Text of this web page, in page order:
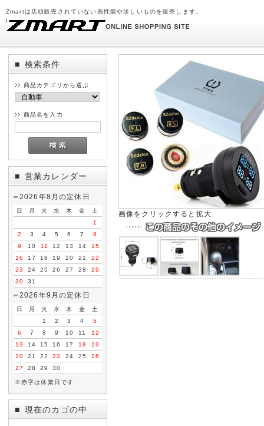
Zmartは店頭販売されていない高性能や珍しいものを販売します。
■ 検索条件
商品カテゴリから選ぶ
商品名を入力
■ 営業カレンダー
2026年8月の定休日
日 月 火 水 木 金
土
1
2
3 4 5 6 7
8
9
10 11 12 13 14
15
16
17 18 19 20 21
22
23
24 25 26 27 28
29
30
31
2026年9月の定休日
日 月 火 水 木 金
土
1
2 3 4
5
6
7 8 9 10 11
12
13
14 15 16 17 18
19
20
21 22 23 24 25
26
27
28 29 30
※赤字は休業日です
■ 現在のカゴの中
画像をクリックすると拡大